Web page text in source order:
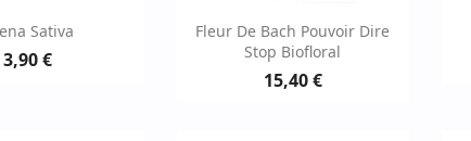
rapide
Sativa
3,90 €
Aperçu rapide
Fleur De Bach Pouvoir Dire
Stop Biofloral
15,40 €